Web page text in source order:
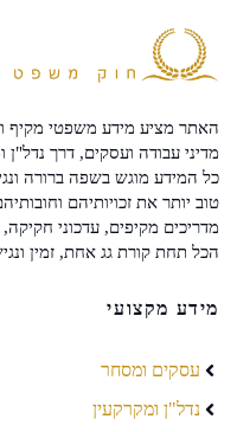
האתר מציע מידע משפטי מקיף
מדיני עבודה ועסקים, דרך נדל"ן
כל המידע מוגש בשפה ברורה
טוב יותר את זכויותיהם
מדריכים מקיפים, עדכוני
הכל תחת קורת גג אחת, זמין
מידע מקצועי
עסקים ומסחר
נדל"ן ומקרקעין